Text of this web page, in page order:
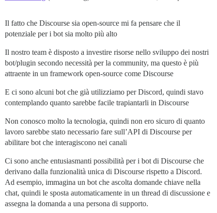
Il fatto che Discourse sia open-source mi fa pensare che il
potenziale per i bot sia molto più alto
Il nostro team è disposto a investire risorse nello sviluppo dei nostri
bot/plugin secondo necessità per la community, ma questo è più
attraente in un framework open-source come Discourse
E ci sono alcuni bot che già utilizziamo per Discord, quindi stavo
contemplando quanto sarebbe facile trapiantarli in Discourse
Non conosco molto la tecnologia, quindi non ero sicuro di quanto
lavoro sarebbe stato necessario fare sull’API di Discourse per
abilitare bot che interagiscono nei canali
Ci sono anche entusiasmanti possibilità per i bot di Discourse che
derivano dalla funzionalità unica di Discourse rispetto a Discord.
Ad esempio, immagina un bot che ascolta domande chiave nella
chat, quindi le sposta automaticamente in un thread di discussione e
assegna la domanda a una persona di supporto.